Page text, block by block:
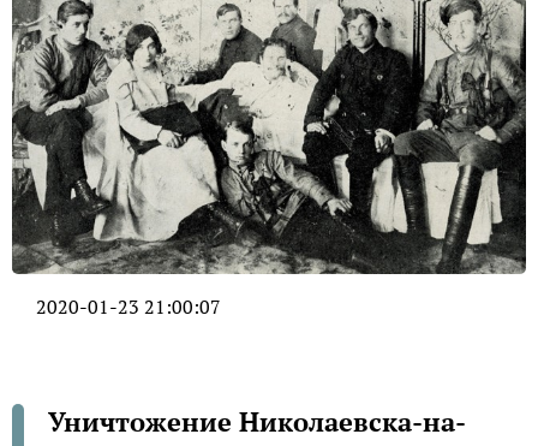
2020-01-23 21:00:07
Уничтожение Николаевска-на-